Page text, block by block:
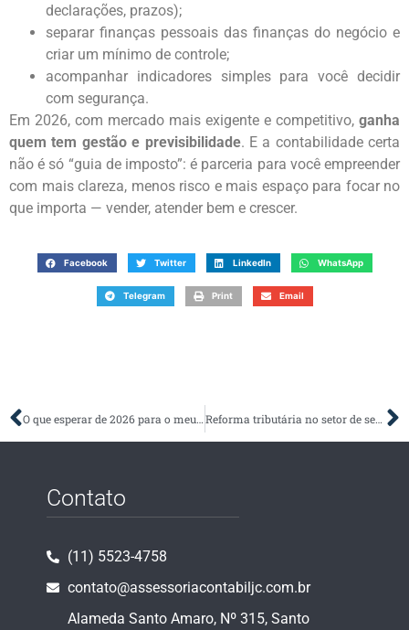
declarações, prazos);
separar finanças pessoais das finanças do negócio e
criar um mínimo de controle;
acompanhar indicadores simples para você decidir
com segurança.
Em 2026, com mercado mais exigente e competitivo, ganha
quem tem gestão e previsibilidade. E a contabilidade certa
não é só “guia de imposto”: é parceria para você empreender
com mais clareza, menos risco e mais espaço para focar no
que importa — vender, atender bem e crescer.
Facebook Twitter LinkedIn WhatsApp
Telegram Print Email
O que esperar de 2026 para o meu negócio: insights para crescer com mais clareza e segurança Reforma tributária no setor de serviços: o que muda e como se preparar (2026 a 2033)
Contato
(11) 5523-4758
contato@assessoriacontabiljc.com.br
Alameda Santo Amaro, Nº 315, Santo